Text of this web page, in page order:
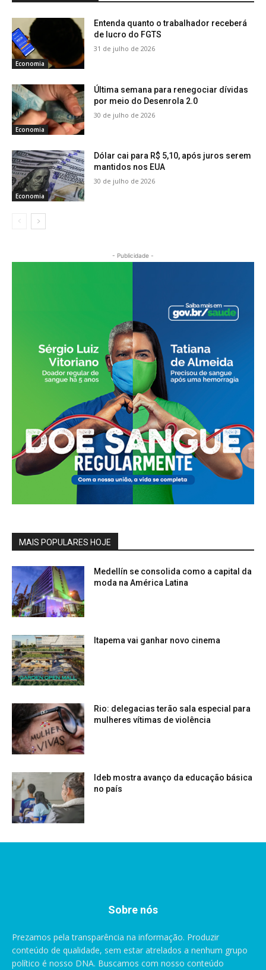
Economia
Entenda quanto o trabalhador receberá
de lucro do FGTS
31 de julho de 2026
Economia
Última semana para renegociar dívidas
por meio do Desenrola 2.0
30 de julho de 2026
Economia
Dólar cai para R$ 5,10, após juros serem
mantidos nos EUA
30 de julho de 2026
- Publicidade -
MAIS POPULARES HOJE
Medellín se consolida como a capital da
moda na América Latina
Itapema vai ganhar novo cinema
Rio: delegacias terão sala especial para
mulheres vítimas de violência
Ideb mostra avanço da educação básica
no país
Sobre nós
Prezamos pela transparência na informação. Produzir
conteúdo de qualidade, sem estar atrelados a nenhum grupo
político é nosso DNA. Buscamos com nosso conteúdo